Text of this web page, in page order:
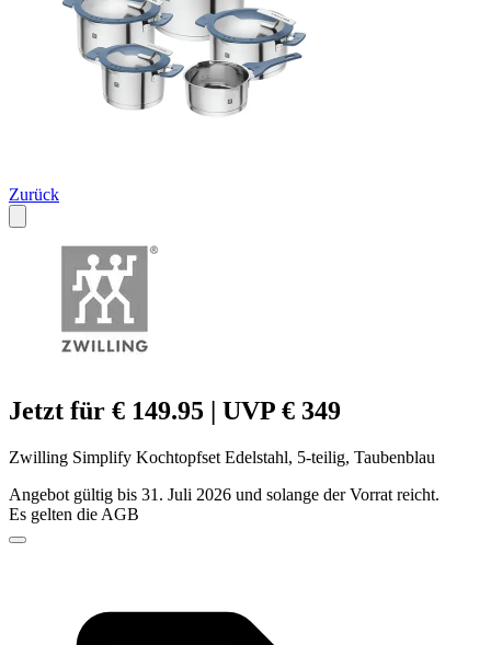
Zurück
Jetzt für € 149.95 | UVP € 349
Zwilling Simplify Kochtopfset Edelstahl, 5-teilig, Taubenblau
Angebot gültig bis 31. Juli 2026 und solange der Vorrat reicht.
Es gelten die AGB